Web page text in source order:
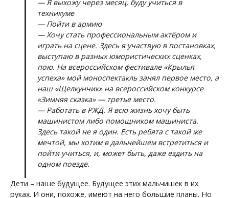
— Я выхожу через месяц, буду учиться в
техникуме
— Пойти в армию
— Хочу стать профессиональным актёром и
играть на сцене. Здесь я участвую в постановках,
выступаю в разных юмористических сценках,
пою. На всероссийском фестивале «Крылья
успеха» мой моноспектакль занял первое место, а
наш «Щелкунчик» на всероссийском конкурсе
«Зимняя сказка» — третье место.
— Работать в РЖД. Я всю жизнь хочу быть
машинистом либо помощником машиниста.
Здесь такой не я один. Есть ребята с такой же
мечтой, мы хотим в дальнейшем встретиться и
пойти учиться, и, может быть, даже ездить на
одном поезде.
Дети – наше будущее. Будущее этих мальчишек в их
руках. И они, похоже, имеют на него большие планы. Но